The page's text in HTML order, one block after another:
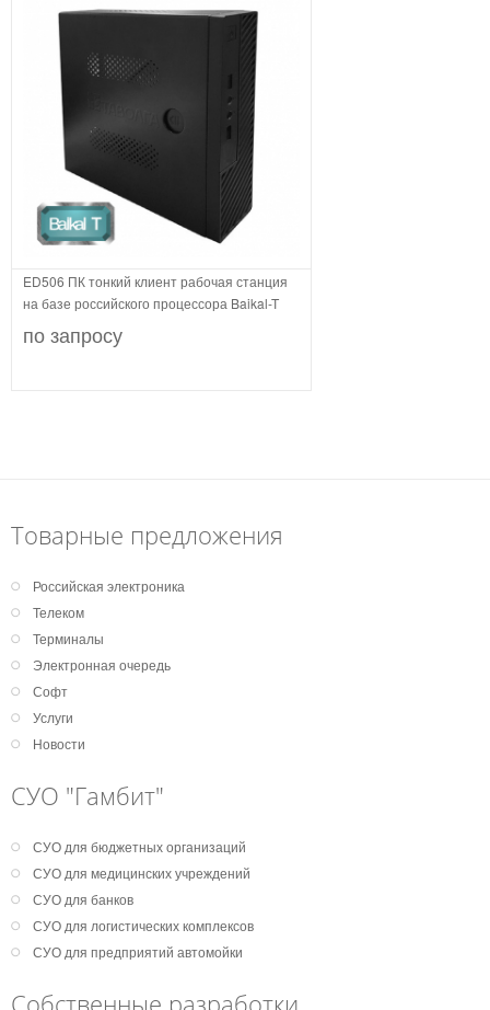
ED506 ПК тонкий клиент рабочая станция
на базе российского процессора Baikal-T
по запросу
Товарные предложения
Российская электроника
Телеком
Терминалы
Электронная очередь
Софт
Услуги
Новости
СУО "Гамбит"
СУО для бюджетных организаций
СУО для медицинских учреждений
СУО для банков
СУО для логистических комплексов
СУО для предприятий автомойки